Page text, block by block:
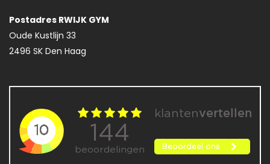
Postadres RWIJK GYM
Oude Kustlijn 33
2496 SK Den Haag